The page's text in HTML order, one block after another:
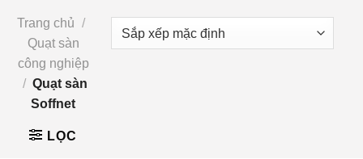
Trang chủ /
Quạt sàn
công nghiệp
/ Quạt sàn
Soffnet
LỌC